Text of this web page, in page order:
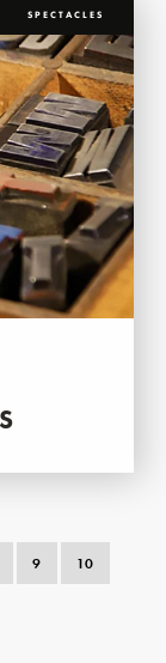
SPECTACLES
9 10